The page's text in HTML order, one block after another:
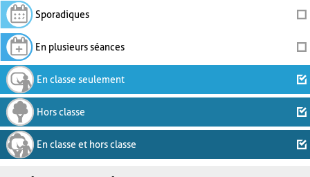
Sporadiques
En plusieurs séances
En classe seulement
Hors classe
En classe et hors classe